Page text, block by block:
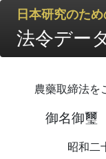
日本研究のた
法令デー
農藥取締法を
御名御璽
昭和二